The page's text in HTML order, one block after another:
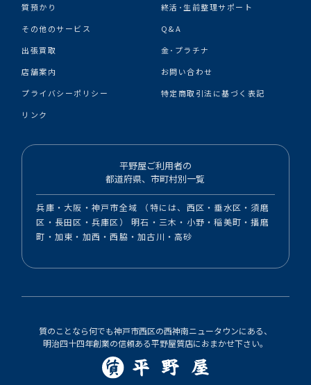
質預かり
終活･生前整理サポート
その他のサービス
Q&A
出張買取
金･プラチナ
店舗案内
お問い合わせ
プライバシーポリシー
特定商取引法に基づく表記
リンク
平野屋ご利用者の
都道府県、市町村別一覧
兵庫・大阪・神戸市全域 （特には、西区・垂水区・須磨
区・長田区・兵庫区） 明石・三木・小野・稲美町・播磨
町・加東・加西・西脇・加古川・高砂
質のことなら何でも神戸市西区の西神南ニュータウンにある、
明治四十四年創業の信頼ある平野屋質店におまかせ下さい。